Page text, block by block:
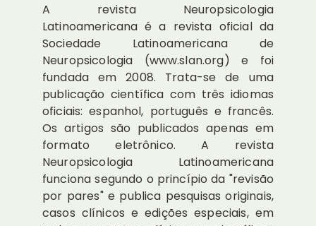
A revista Neuropsicologia
Latinoamericana é a revista oficial da
Sociedade Latinoamericana de
Neuropsicologia (www.slan.org) e foi
fundada em 2008. Trata-se de uma
publicação científica com três idiomas
oficiais: espanhol, português e francês.
Os artigos são publicados apenas em
formato eletrônico. A revista
Neuropsicologia Latinoamericana
funciona segundo o princípio da "revisão
por pares" e publica pesquisas originais,
casos clínicos e edições especiais, em